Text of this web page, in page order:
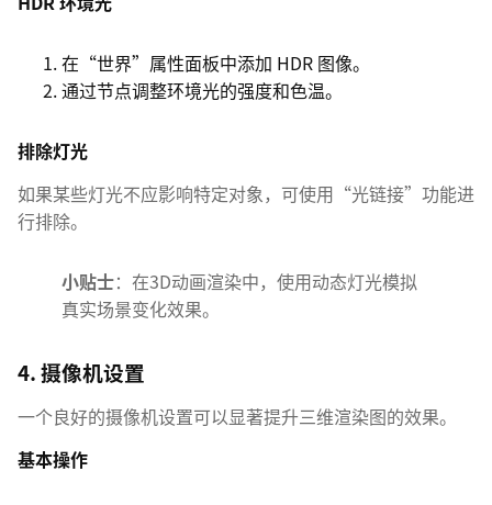
在“世界”属性面板中添加 HDR 图像。
通过节点调整环境光的强度和色温。
排除灯光
如果某些灯光不应影响特定对象，可使用“光链接”功能进
行排除。
小贴士：在3D动画渲染中，使用动态灯光模拟
真实场景变化效果。
4. 摄像机设置
一个良好的摄像机设置可以显著提升三维渲染图的效果。
基本操作